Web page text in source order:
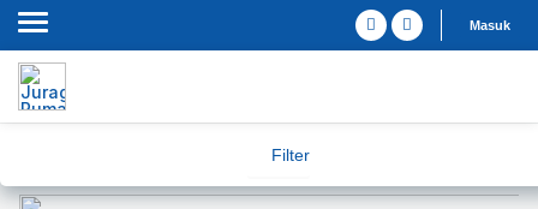
Masuk
Filter